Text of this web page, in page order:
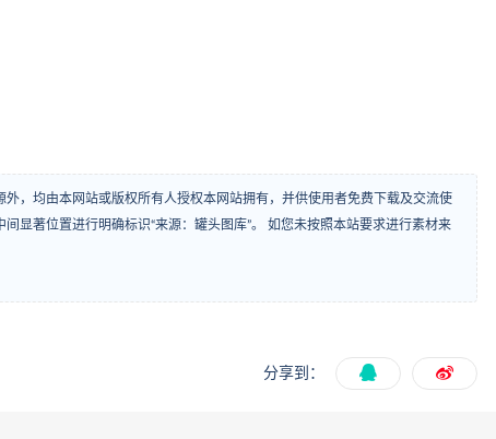
，均由本网站或版权所有人授权本网站拥有，并供使用者免费下载及交流使
显著位置进行明确标识“来源：罐头图库”。 如您未按照本站要求进行素材来
分享到：